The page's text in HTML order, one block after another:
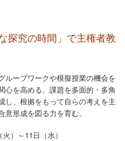
探究の時間」で主権者教
ループワークや模擬授業の機会を
心を高める。課題を多面的・多角
し、根拠をもって自らの考えを主
形成を図る力を育む。
）～11日（水）